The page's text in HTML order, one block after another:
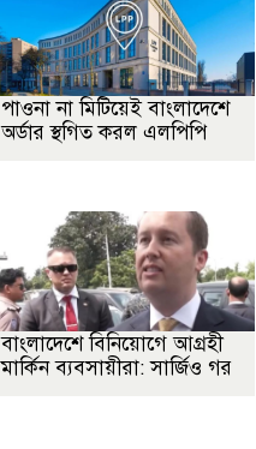
পাওনা না মিটিয়েই বাংলাদেশে
অর্ডার স্থগিত করল এলপিপি
বাংলাদেশে বিনিয়োগে আগ্রহী
মার্কিন ব্যবসায়ীরা: সার্জিও গর